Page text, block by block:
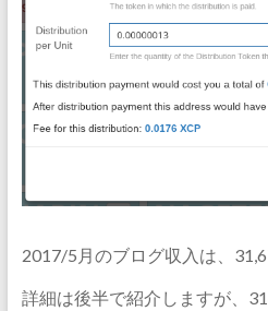
2017/5月のブログ収入は、
詳細は後半で紹介しますが、